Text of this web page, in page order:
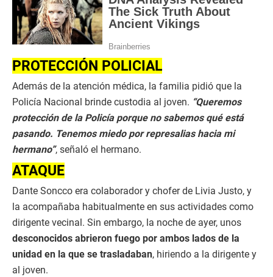
PROTECCIÓN POLICIAL
Además de la atención médica, la familia pidió que la
Policía Nacional brinde custodia al joven. “Queremos
protección de la Policía porque no sabemos qué está
pasando. Tenemos miedo por represalias hacia mi
hermano”, señaló el hermano.
ATAQUE
Dante Soncco era colaborador y chofer de Livia Justo, y
la acompañaba habitualmente en sus actividades como
dirigente vecinal. Sin embargo, la noche de ayer, unos
desconocidos abrieron fuego por ambos lados de la
unidad en la que se trasladaban, hiriendo a la dirigente y
al joven.